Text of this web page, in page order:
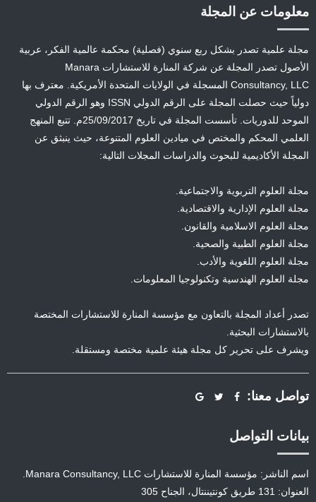
معلومات عن المجلة
مجلة علمية تصدر بشكل ربع سنوي (فصلية) محكمة عالمية الفكر، عربية
الأصول تصدر المجلة عن شركة المنارة للاستشارات Manara
Consultancy, LLC المسجلة في الولايات المتحدة الأمريكية. معترف بها
دولياً حيث حصلت المجلة على الرقم الدولي ISSN وهو الرقم الدولي
الموحد للدوريات. تأسست المجلة في تاريخ 25/09/2017م. تتبع المنهج
العلمي المحكم والمختص في ميادين العلوم المتنوعة، حيث ينبثق عن
المجلة الأكاديمية للبحوث والدراسات المجلات التالية:
مجلة العلوم التربوية والاجتماعية.
مجلة العلوم الإدارية والاقتصادية.
مجلة العلوم الاسلامية والقانون.
مجلة العلوم الطبية والصحية.
مجلة العلوم اللغوية والأدب.
مجلة العلوم الهندسية وتكنولوجيا المعلومات.
تصدر أعداد المجلة بالتعاون مع مؤسسة المنارة للاستشارات المختصة
بالاستشارات البحثية.
ويشرف على تحرير كل مجلة هيئة علمية مختصة ومستقلة.
تواصل معنا:
بيانات التواصل
اسم الناشر: مؤسسة المنارة للاستشارات Manara Consultancy, LLC.
العنوان: 131 طريق كونتيننتال، الجناح 305